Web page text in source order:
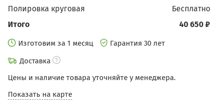
бесплатно
Полировка круговая
40 650 ₽
Итого
Изготовим за 1 месяц
Гарантия 30 лет
Доставка
Цены и наличие товара уточняйте у менеджера.
Показать на карте